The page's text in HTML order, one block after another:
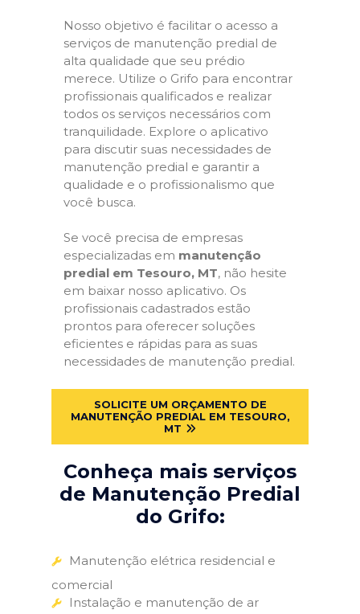
Nosso objetivo é facilitar o acesso a
serviços de manutenção predial de
alta qualidade que seu prédio
merece. Utilize o Grifo para encontrar
profissionais qualificados e realizar
todos os serviços necessários com
tranquilidade. Explore o aplicativo
para discutir suas necessidades de
manutenção predial e garantir a
qualidade e o profissionalismo que
você busca.
Se você precisa de empresas
especializadas em manutenção
predial em Tesouro, MT, não hesite
em baixar nosso aplicativo. Os
profissionais cadastrados estão
prontos para oferecer soluções
eficientes e rápidas para as suas
necessidades de manutenção predial.
SOLICITE UM ORÇAMENTO DE
MANUTENÇÃO PREDIAL EM TESOURO,
MT
Conheça mais serviços
de Manutenção Predial
do Grifo:
Manutenção elétrica residencial e
comercial
Instalação e manutenção de ar